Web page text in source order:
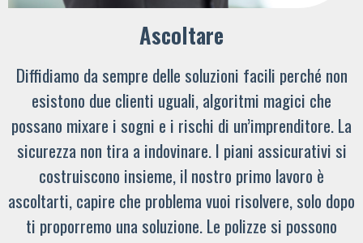
Ascoltare
Diffidiamo da sempre delle soluzioni facili perché non
esistono due clienti uguali, algoritmi magici che
possano mixare i sogni e i rischi di un’imprenditore. La
sicurezza non tira a indovinare. I piani assicurativi si
costruiscono insieme, il nostro primo lavoro è
ascoltarti, capire che problema vuoi risolvere, solo dopo
ti proporremo una soluzione. Le polizze si possono